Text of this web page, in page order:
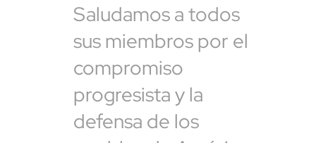
Saludamos a todos
sus miembros por el
compromiso
progresista y la
defensa de los